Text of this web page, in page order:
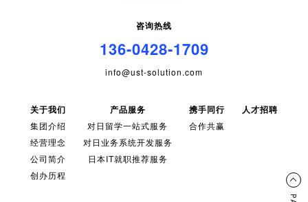
咨询热线
136-0428-1709
info@ust-solution.com
关于我们
集团介绍
经营理念
公司简介
创办历程
产品服务
对日留学一站式服务
对日业务系统开发服务
日本IT就职推荐服务
携手同行
合作共赢
人才招聘